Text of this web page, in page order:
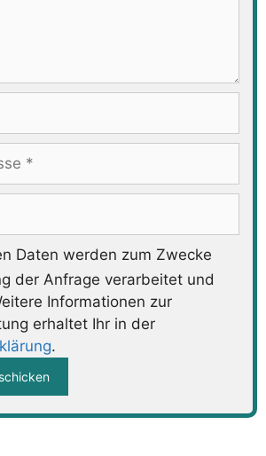
Daten werden zum Zwecke
der Anfrage verarbeitet und
Informationen zur
erhaltet Ihr in der
.